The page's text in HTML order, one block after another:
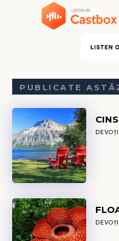
PUBLICATE